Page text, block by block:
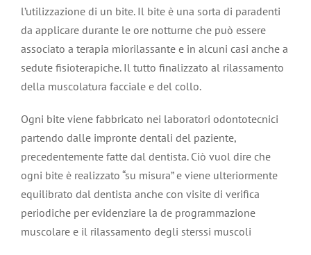
l’utilizzazione di un bite. Il bite è una sorta di paradenti
da applicare durante le ore notturne che può essere
associato a terapia miorilassante e in alcuni casi anche a
sedute fisioterapiche. Il tutto finalizzato al rilassamento
della muscolatura facciale e del collo.
Ogni bite viene fabbricato nei laboratori odontotecnici
partendo dalle impronte dentali del paziente,
precedentemente fatte dal dentista. Ciò vuol dire che
ogni bite è realizzato “su misura” e viene ulteriormente
equilibrato dal dentista anche con visite di verifica
periodiche per evidenziare la de programmazione
muscolare e il rilassamento degli sterssi muscoli